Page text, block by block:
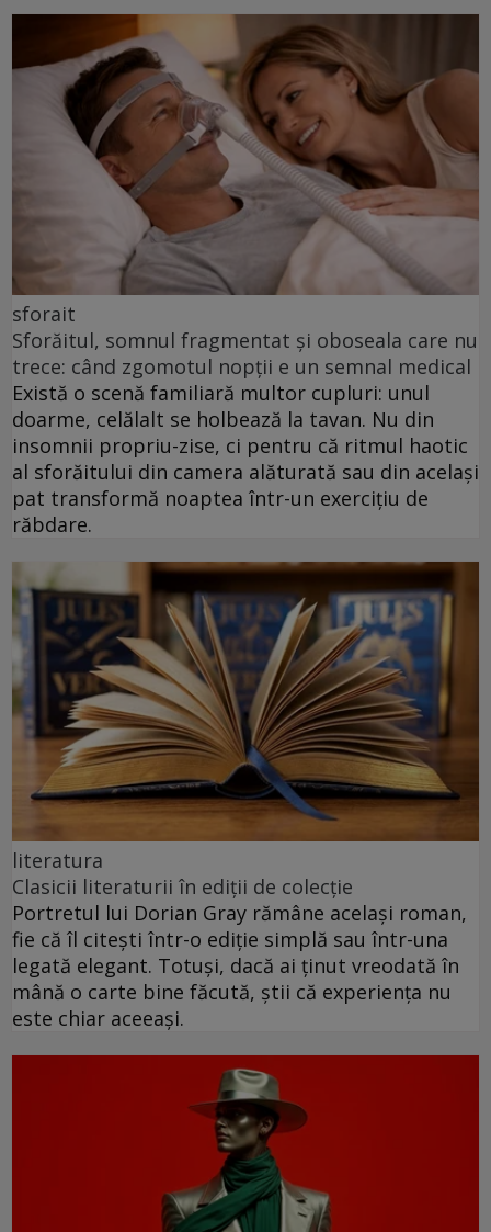
sforait
Sforăitul, somnul fragmentat și oboseala care nu
trece: când zgomotul nopții e un semnal medical
Există o scenă familiară multor cupluri: unul
doarme, celălalt se holbează la tavan. Nu din
insomnii propriu-zise, ci pentru că ritmul haotic
al sforăitului din camera alăturată sau din același
pat transformă noaptea într-un exercițiu de
răbdare.
literatura
Clasicii literaturii în ediții de colecție
Portretul lui Dorian Gray rămâne același roman,
fie că îl citești într-o ediție simplă sau într-una
legată elegant. Totuși, dacă ai ținut vreodată în
mână o carte bine făcută, știi că experiența nu
este chiar aceeași.